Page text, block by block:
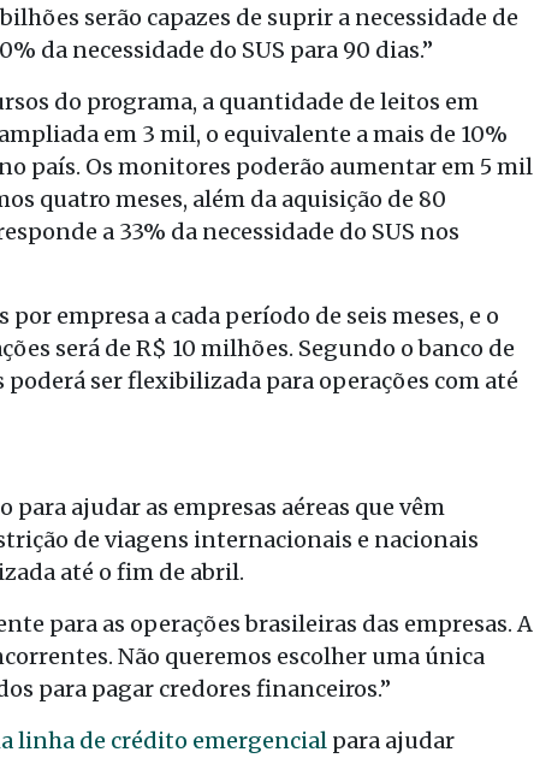
serão capazes de suprir a necessidade de
da necessidade do SUS para 90 dias.”
do programa, a quantidade de leitos em
em 3 mil, o equivalente a mais de 10%
país. Os monitores poderão aumentar em 5 mil
quatro meses, além da aquisição de 80
a 33% da necessidade do SUS nos
empresa a cada período de seis meses, e o
será de R$ 10 milhões. Segundo o banco de
ser flexibilizada para operações com até
ajudar as empresas aéreas que vêm
de viagens internacionais e nacionais
até o fim de abril.
para as operações brasileiras das empresas. A
Não queremos escolher uma única
para pagar credores financeiros.”
linha de crédito emergencial para ajudar